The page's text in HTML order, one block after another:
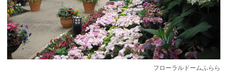
フローラルドームふらら
三連大水車